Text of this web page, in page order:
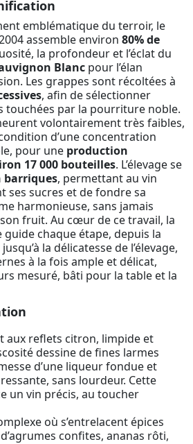
emblématique du terroir, le
assemble environ 80% de
la profondeur et l’éclat du
Blanc pour l’élan
Les grappes sont récoltées à
, afin de sélectionner
touchées par la pourriture noble.
volontairement très faibles,
d’une concentration
pour une production
17 000 bouteilles. L’élevage se
barriques, permettant au vin
ses sucres et de fondre sa
harmonieuse, sans jamais
fruit. Au cœur de ce travail, la
guide chaque étape, depuis la
la délicatesse de l’élevage,
à la fois ample et délicat,
mesuré, bâti pour la table et la
aux reflets citron, limpide et
dessine de fines larmes
d’une liqueur fondue et
sans lourdeur. Cette
un vin précis, au toucher
où s’entrelacent épices
confites, ananas rôti,